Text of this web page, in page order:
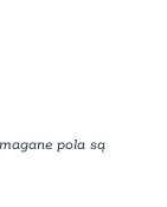
pola są